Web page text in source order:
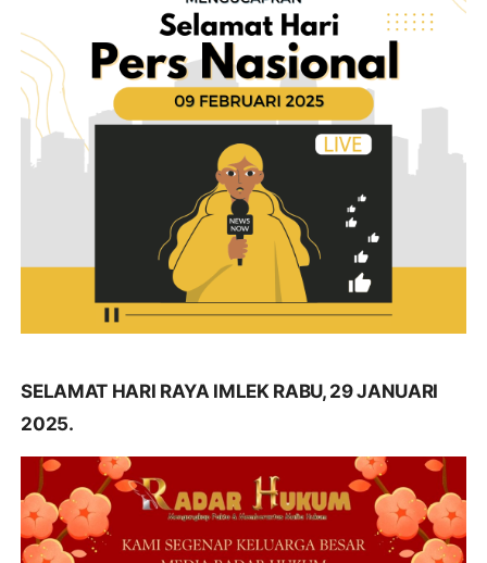
SELAMAT HARI RAYA IMLEK RABU, 29 JANUARI
2025.